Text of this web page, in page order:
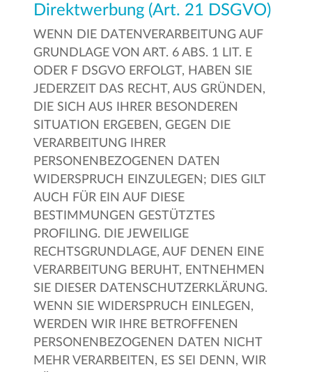
Direktwerbung (Art. 21 DSGVO)
WENN DIE DATENVERARBEITUNG AUF
GRUNDLAGE VON ART. 6 ABS. 1 LIT. E
ODER F DSGVO ERFOLGT, HABEN SIE
JEDERZEIT DAS RECHT, AUS GRÜNDEN,
DIE SICH AUS IHRER BESONDEREN
SITUATION ERGEBEN, GEGEN DIE
VERARBEITUNG IHRER
PERSONENBEZOGENEN DATEN
WIDERSPRUCH EINZULEGEN; DIES GILT
AUCH FÜR EIN AUF DIESE
BESTIMMUNGEN GESTÜTZTES
PROFILING. DIE JEWEILIGE
RECHTSGRUNDLAGE, AUF DENEN EINE
VERARBEITUNG BERUHT, ENTNEHMEN
SIE DIESER DATENSCHUTZERKLÄRUNG.
WENN SIE WIDERSPRUCH EINLEGEN,
WERDEN WIR IHRE BETROFFENEN
PERSONENBEZOGENEN DATEN NICHT
MEHR VERARBEITEN, ES SEI DENN, WIR